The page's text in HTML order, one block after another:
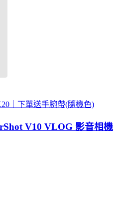
｜下單送手腕帶(隨機色)
V10 VLOG 影音相機